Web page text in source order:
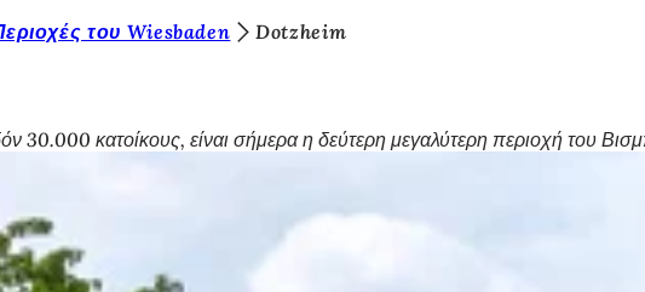
του Wiesbaden
Dotzheim
κατοίκους, είναι σήμερα η δεύτερη μεγαλύτερη περιοχή του